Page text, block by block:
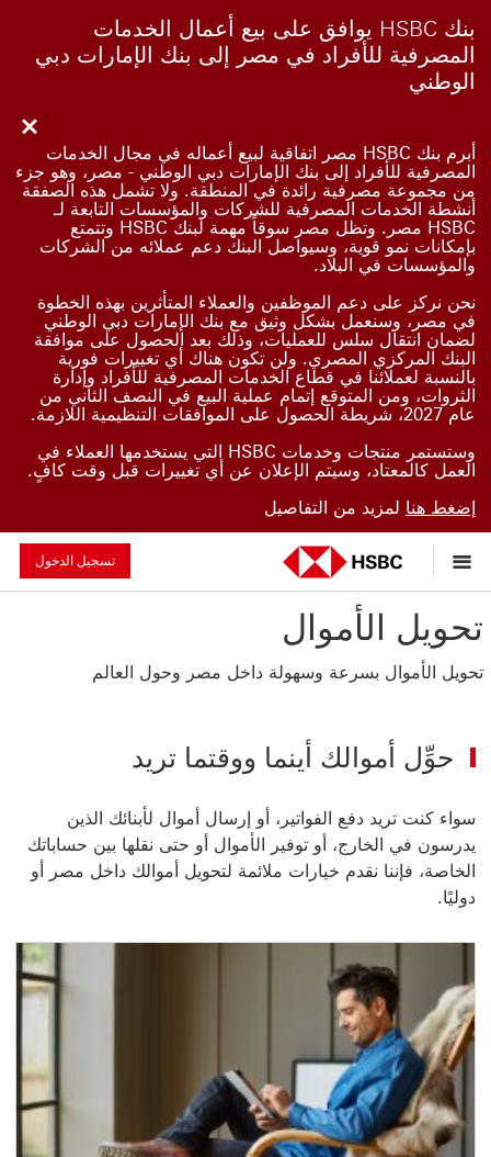
بنك HSBC يوافق على بيع أعمال الخدمات
المصرفية للأفراد في مصر إلى بنك الإمارات دبي
الوطني
أبرم بنك HSBC مصر اتفاقية لبيع أعماله في مجال الخدمات
المصرفية للأفراد إلى بنك الإمارات دبي الوطني - مصر، وهو جزء
من مجموعة مصرفية رائدة في المنطقة. ولا تشمل هذه الصفقة
أنشطة الخدمات المصرفية للشركات والمؤسسات التابعة لـ
HSBC مصر. وتظل مصر سوقاً مهمة لبنك HSBC وتتمتع
بإمكانات نمو قوية، وسيواصل البنك دعم عملائه من الشركات
والمؤسسات في البلاد.
نحن نركز على دعم الموظفين والعملاء المتأثرين بهذه الخطوة
في مصر، وسنعمل بشكل وثيق مع بنك الإمارات دبي الوطني
لضمان انتقال سلس للعمليات، وذلك بعد الحصول على موافقة
البنك المركزي المصري. ولن تكون هناك أي تغييرات فورية
بالنسبة لعملائنا في قطاع الخدمات المصرفية للأفراد وإدارة
الثروات، ومن المتوقع إتمام عملية البيع في النصف الثاني من
عام 2027، شريطة الحصول على الموافقات التنظيمية اللازمة.
وستستمر منتجات وخدمات HSBC التي يستخدمها العملاء في
العمل كالمعتاد، وسيتم الإعلان عن أي تغييرات قبل وقت كافٍ.
إضغط هنا لمزيد من التفاصيل
تسجيل الدخول
تحويل الأموال
تحويل الأموال بسرعة وسهولة داخل مصر وحول العالم
حوِّل أموالك أينما ووقتما تريد
سواء كنت تريد دفع الفواتير، أو إرسال أموال لأبنائك الذين
يدرسون في الخارج، أو توفير الأموال أو حتى نقلها بين حساباتك
الخاصة، فإننا نقدم خيارات ملائمة لتحويل أموالك داخل مصر أو
دوليًا.